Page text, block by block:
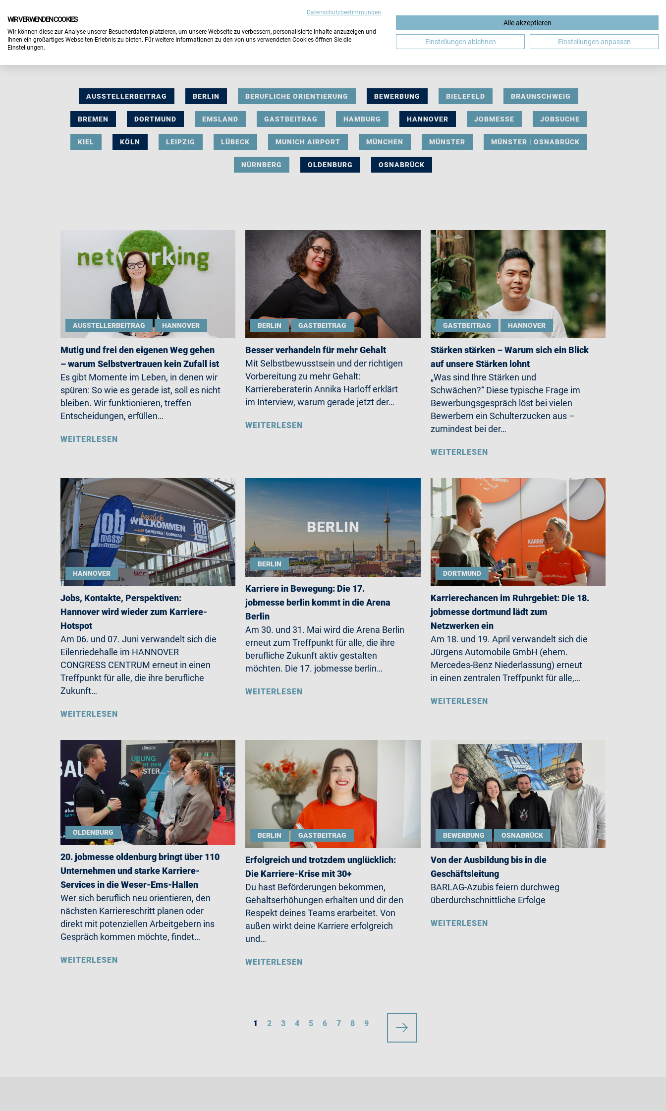
DE
AUSSTELLERBEITRAG BERLIN BERUFLICHE ORIENTIERUNG BEWERBUNG BIELEFELD BRAUNSCHWEIG
BREMEN DORTMUND EMSLAND GASTBEITRAG HAMBURG HANNOVER JOBMESSE JOBSUCHE
KIEL KÖLN LEIPZIG LÜBECK MUNICH AIRPORT MÜNCHEN MÜNSTER MÜNSTER | OSNABRÜCK
NÜRNBERG OLDENBURG OSNABRÜCK
AUSSTELLERBEITRAG HANNOVER
Mutig und frei den eigenen Weg gehen
– warum Selbstvertrauen kein Zufall ist
Es gibt Momente im Leben, in denen wir
spüren: So wie es gerade ist, soll es nicht
bleiben. Wir funktionieren, treffen
Entscheidungen, erfüllen…
WEITERLESEN
BERLIN GASTBEITRAG
Besser verhandeln für mehr Gehalt
Mit Selbstbewusstsein und der richtigen
Vorbereitung zu mehr Gehalt:
Karriereberaterin Annika Harloff erklärt
im Interview, warum gerade jetzt der…
WEITERLESEN
GASTBEITRAG HANNOVER
Stärken stärken – Warum sich ein Blick
auf unsere Stärken lohnt
„Was sind Ihre Stärken und
Schwächen?“ Diese typische Frage im
Bewerbungsgespräch löst bei vielen
Bewerbern ein Schulterzucken aus –
zumindest bei der…
WEITERLESEN
HANNOVER
Jobs, Kontakte, Perspektiven:
Hannover wird wieder zum Karriere-
Hotspot
Am 06. und 07. Juni verwandelt sich die
Eilenriedehalle im HANNOVER
CONGRESS CENTRUM erneut in einen
Treffpunkt für alle, die ihre berufliche
Zukunft…
WEITERLESEN
BERLIN
Karriere in Bewegung: Die 17.
jobmesse berlin kommt in die Arena
Berlin
Am 30. und 31. Mai wird die Arena Berlin
erneut zum Treffpunkt für alle, die ihre
berufliche Zukunft aktiv gestalten
möchten. Die 17. jobmesse berlin…
WEITERLESEN
DORTMUND
Karrierechancen im Ruhrgebiet: Die 18.
jobmesse dortmund lädt zum
Netzwerken ein
Am 18. und 19. April verwandelt sich die
Jürgens Automobile GmbH (ehem.
Mercedes-Benz Niederlassung) erneut
in einen zentralen Treffpunkt für alle,…
WEITERLESEN
OLDENBURG
20. jobmesse oldenburg bringt über 110
Unternehmen und starke Karriere-
Services in die Weser-Ems-Hallen
Wer sich beruflich neu orientieren, den
nächsten Karriereschritt planen oder
direkt mit potenziellen Arbeitgebern ins
Gespräch kommen möchte, findet…
WEITERLESEN
BERLIN GASTBEITRAG
Erfolgreich und trotzdem unglücklich:
Die Karriere-Krise mit 30+
Du hast Beförderungen bekommen,
Gehaltserhöhungen erhalten und dir den
Respekt deines Teams erarbeitet. Von
außen wirkt deine Karriere erfolgreich
und…
WEITERLESEN
BEWERBUNG OSNABRÜCK
Von der Ausbildung bis in die
Geschäftsleitung
BARLAG-Azubis feiern durchweg
überdurchschnittliche Erfolge
WEITERLESEN
1 2 3 4 5 6 7 8 9
Datenschutzbestimmungen
WIR VERWENDEN COOKIES
Wir können diese zur Analyse unserer Besucherdaten platzieren, um unsere Webseite zu verbessern, personalisierte Inhalte anzuzeigen und
Ihnen ein großartiges Webseiten-Erlebnis zu bieten. Für weitere Informationen zu den von uns verwendeten Cookies öffnen Sie die
Einstellungen.
Alle akzeptieren
Einstellungen ablehnen Einstellungen anpassen